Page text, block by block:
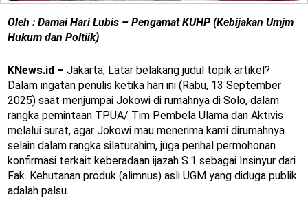
Oleh : Damai Hari Lubis – Pengamat KUHP (Kebijakan Umjm
Hukum dan Poltiik)
KNews.id – Jakarta, Latar belakang judul topik artikel?
Dalam ingatan penulis ketika hari ini (Rabu, 13 September
2025) saat menjumpai Jokowi di rumahnya di Solo, dalam
rangka pemintaan TPUA/ Tim Pembela Ulama dan Aktivis
melalui surat, agar Jokowi mau menerima kami dirumahnya
selain dalam rangka silaturahim, juga perihal permohonan
konfirmasi terkait keberadaan ijazah S.1 sebagai Insinyur dari
Fak. Kehutanan produk (alimnus) asli UGM yang diduga publik
adalah palsu.